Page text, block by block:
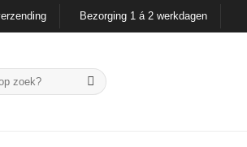
Bezorging 1 á 2 werkdagen